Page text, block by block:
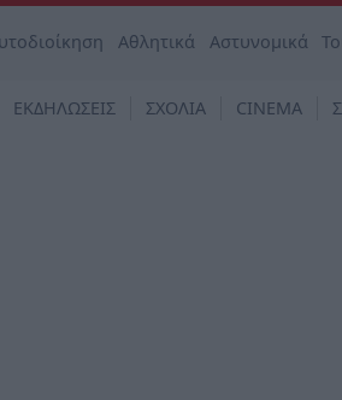
Αθλητικά Αστυνομικά
ΕΚΔΗΛΩΣΕΙΣ ΣΧΟΛΙΑ CINEMA